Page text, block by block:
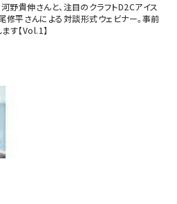
野貴伸さんと、注目のクラフトD2Cアイス
修平さんによる対談形式ウェビナー。事前
す【Vol.1】